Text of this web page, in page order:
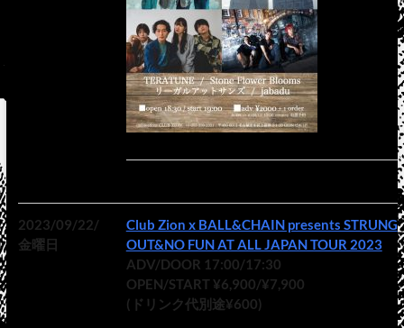
2023/09/22/
金曜日
Club Zion x BALL&CHAIN presents STRUNG
OUT&NO FUN AT ALL JAPAN TOUR 2023
ADV/DOOR 17:00/17:30
OPEN/START ¥6,900/¥7,900
(ドリンク代別途¥600)